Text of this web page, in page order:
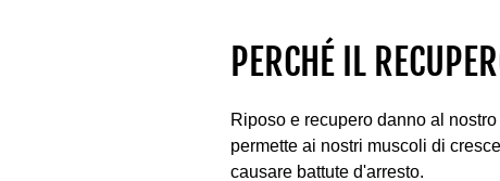
PERCHÉ IL
Riposo e recupero danno al
permette ai nostri muscoli di
causare battute d'arresto.